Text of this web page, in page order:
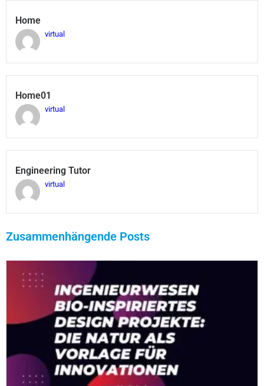
Home
virtual
Home01
virtual
Engineering Tutor
virtual
Zusammenhängende Posts